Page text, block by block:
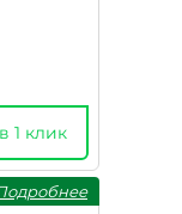
1 клик